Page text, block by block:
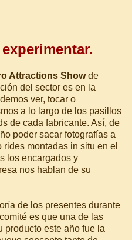
Attractions Showde
del sector es en la
ver, tocar o
a lo largo de los pasillos
de cada fabricante. Así, de
poder sacar fotografías a
montadas in situ en el
los encargados y
nos hablan de su
de los presentes durante
es que una de las
producto este año fue la